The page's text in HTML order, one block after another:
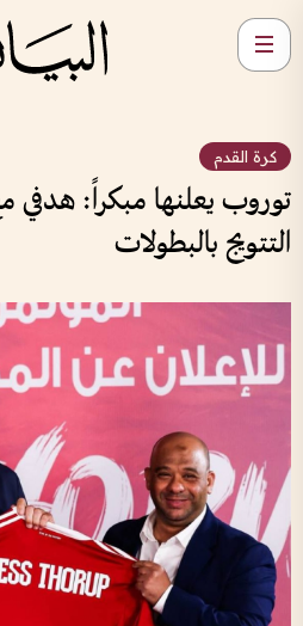
كرة القدم
توروب يعلنها مبكراً: هدفي
التتويج بالبطولات